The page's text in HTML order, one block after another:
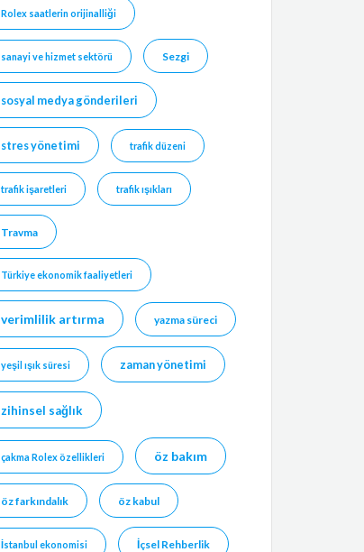
Rolex saatlerin orijinalliği
sanayi ve hizmet sektörü Sezgi
sosyal medya gönderileri
stres yönetimi trafik düzeni
trafik işaretleri trafik ışıkları
Travma
Türkiye ekonomik faaliyetleri
verimlilik artırma yazma süreci
yeşil ışık süresi zaman yönetimi
zihinsel sağlık
çakma Rolex özellikleri öz bakım
öz farkındalık öz kabul
İstanbul ekonomisi İçsel Rehberlik